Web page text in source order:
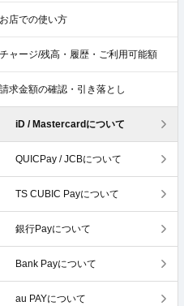
お店での使い方
チャージ/残高・履歴・ご利用可能額
請求金額の確認・引き落とし
iD / Mastercardについて
QUICPay / JCBについて
TS CUBIC Payについて
銀行Payについて
Bank Payについて
au PAYについて